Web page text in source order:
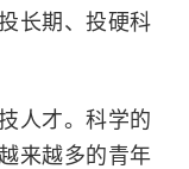
长期、投硬科
人才。科学的
来越多的青年